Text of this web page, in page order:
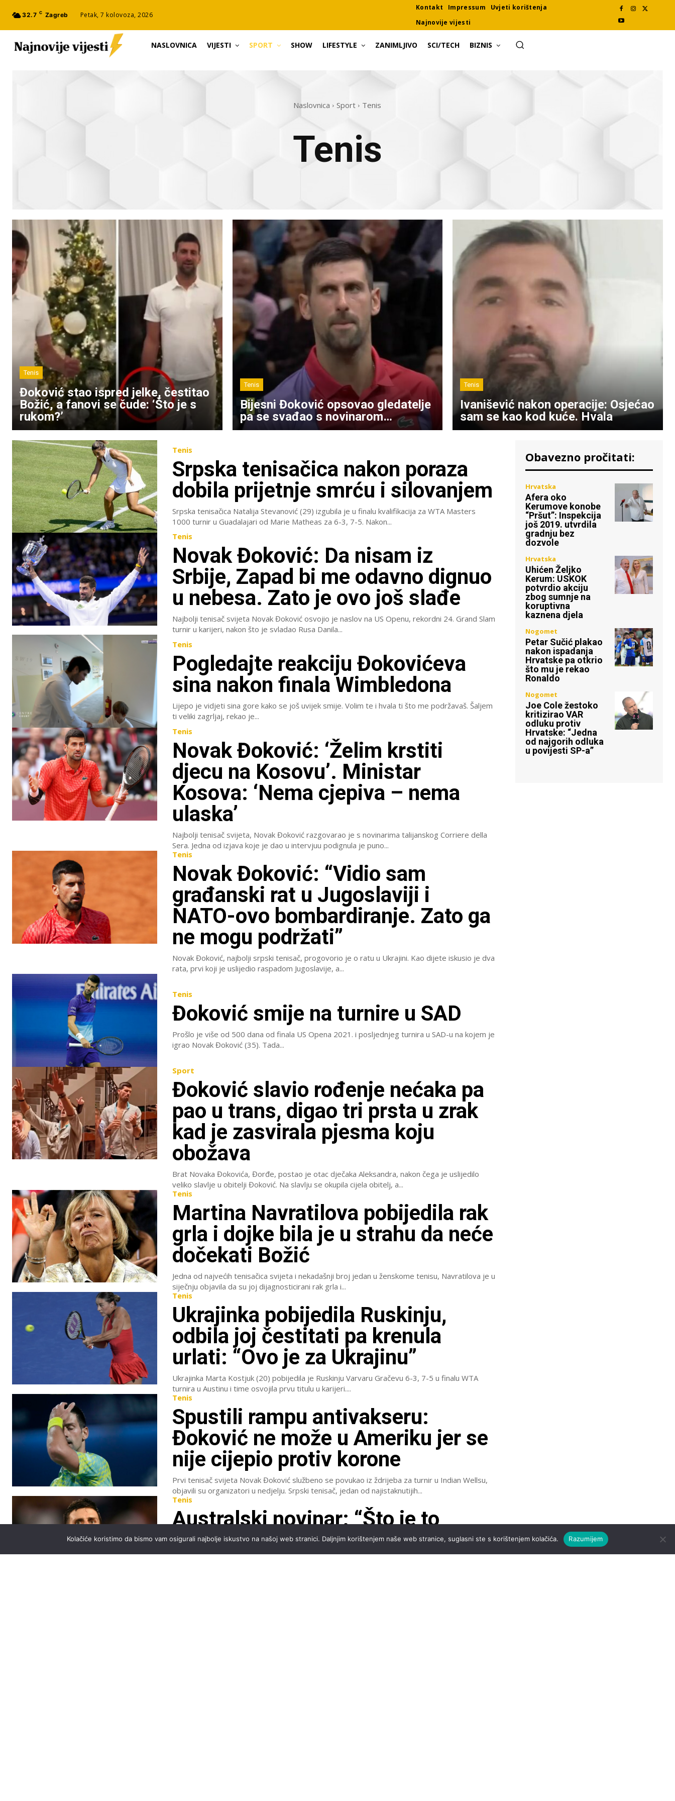
32.7 C Zagreb Petak, 7 kolovoza, 2026
Kontakt Impressum
Uvjeti korištenja
Najnovije vijesti
NASLOVNICA VIJESTI SPORT SHOW LIFESTYLE ZANIMLJIVO SCI/TECH BIZNIS
Naslovnica Sport Tenis
Tenis
Tenis
Đoković stao ispred jelke, čestitao
Božić, a fanovi se čude: ‘Što je s
rukom?’
Tenis
Bijesni Đoković opsovao gledatelje
pa se svađao s novinarom…
Tenis
Ivanišević nakon operacije: Osjećao
sam se kao kod kuće. Hvala
Tenis
Srpska tenisačica nakon poraza
dobila prijetnje smrću i silovanjem
Srpska tenisačica Natalija Stevanović (29) izgubila je u finalu kvalifikacija za WTA Masters
1000 turnir u Guadalajari od Marie Matheas za 6-3, 7-5. Nakon...
Tenis
Novak Đoković: Da nisam iz
Srbije, Zapad bi me odavno dignuo
u nebesa. Zato je ovo još slađe
Najbolji tenisač svijeta Novak Đoković osvojio je naslov na US Openu, rekordni 24. Grand Slam
turnir u karijeri, nakon što je svladao Rusa Danila...
Tenis
Pogledajte reakciju Đokovićeva
sina nakon finala Wimbledona
Lijepo je vidjeti sina gore kako se još uvijek smije. Volim te i hvala ti što me podržavaš. Šaljem
ti veliki zagrljaj, rekao je...
Tenis
Novak Đoković: ‘Želim krstiti
djecu na Kosovu’. Ministar
Kosova: ‘Nema cjepiva – nema
ulaska’
Najbolji tenisač svijeta, Novak Đoković razgovarao je s novinarima talijanskog Corriere della
Sera. Jedna od izjava koje je dao u intervjuu podignula je puno...
Tenis
Novak Đoković: “Vidio sam
građanski rat u Jugoslaviji i
NATO-ovo bombardiranje. Zato ga
ne mogu podržati”
Novak Đoković, najbolji srpski tenisač, progovorio je o ratu u Ukrajini. Kao dijete iskusio je dva
rata, prvi koji je uslijedio raspadom Jugoslavije, a...
Tenis
Đoković smije na turnire u SAD
Prošlo je više od 500 dana od finala US Opena 2021. i posljednjeg turnira u SAD-u na kojem je
igrao Novak Đoković (35). Tada...
Sport
Đoković slavio rođenje nećaka pa
pao u trans, digao tri prsta u zrak
kad je zasvirala pjesma koju
obožava
Brat Novaka Đokovića, Đorđe, postao je otac dječaka Aleksandra, nakon čega je uslijedilo
veliko slavlje u obitelji Đoković. Na slavlju se okupila cijela obitelj, a...
Tenis
Martina Navratilova pobijedila rak
grla i dojke bila je u strahu da neće
dočekati Božić
Jedna od najvećih tenisačica svijeta i nekadašnji broj jedan u ženskome tenisu, Navratilova je u
siječnju objavila da su joj dijagnosticirani rak grla i...
Tenis
Ukrajinka pobijedila Ruskinju,
odbila joj čestitati pa krenula
urlati: “Ovo je za Ukrajinu”
Ukrajinka Marta Kostjuk (20) pobijedila je Ruskinju Varvaru Gračevu 6-3, 7-5 u finalu WTA
turnira u Austinu i time osvojila prvu titulu u karijeri....
Tenis
Spustili rampu antivakseru:
Đoković ne može u Ameriku jer se
nije cijepio protiv korone
Prvi tenisač svijeta Novak Đoković službeno se povukao iz ždrijeba za turnir u Indian Wellsu,
objavili su organizatori u nedjelju. Srpski tenisač, jedan od najistaknutijih...
Tenis
Australski novinar: “Što je to
Đoković napravio za tenis van
terena?” On ne može biti ‘GOAT’
Obavezno pročitati:
Hrvatska
Afera oko
Kerumove konobe
“Pršut”: Inspekcija
još 2019. utvrdila
gradnju bez
dozvole
Hrvatska
Uhićen Željko
Kerum: USKOK
potvrdio akciju
zbog sumnje na
koruptivna
kaznena djela
Nogomet
Petar Sučić plakao
nakon ispadanja
Hrvatske pa otkrio
što mu je rekao
Ronaldo
Nogomet
Joe Cole žestoko
kritizirao VAR
odluku protiv
Hrvatske: “Jedna
od najgorih odluka
u povijesti SP-a”
Kolačiće koristimo da bismo vam osigurali najbolje iskustvo na našoj web stranici. Daljnjim korištenjem naše web stranice, suglasni ste s korištenjem kolačića. Razumijem